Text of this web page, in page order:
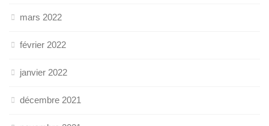
mars 2022
février 2022
janvier 2022
décembre 2021